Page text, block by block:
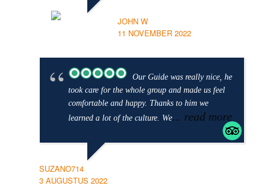
JOHN W
11 NOVEMBER 2022
Our Guide was really nice, he
took care for the whole group and made us feel
comfortable and happy. Thanks to him we
learned a lot of the culture. We... read more
SUZANO714
3 AUGUSTUS 2022